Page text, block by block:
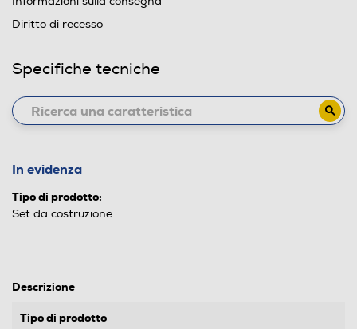
Diritto di recesso
Specifiche tecniche
In evidenza
Tipo di prodotto:
Set da costruzione
Descrizione
Tipo di prodotto